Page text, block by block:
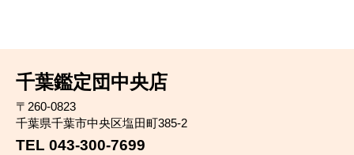
千葉鑑定団中央店
〒260-0823
千葉県千葉市中央区塩田町385-2
TEL 043-300-7699